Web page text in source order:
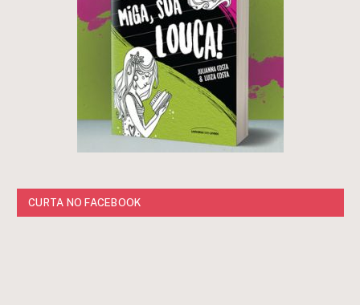
CURTA NO FACEBOOK